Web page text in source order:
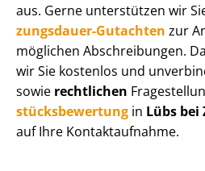
aus. Gerne unterstützen wir
zungs­dau­er-Gutachten zur
möglichen Abschreibungen.
wir Sie kostenlos und
sowie rechtlichen
stücks­be­wer­tung in Lübs bei
auf Ihre Kontaktaufnahme.